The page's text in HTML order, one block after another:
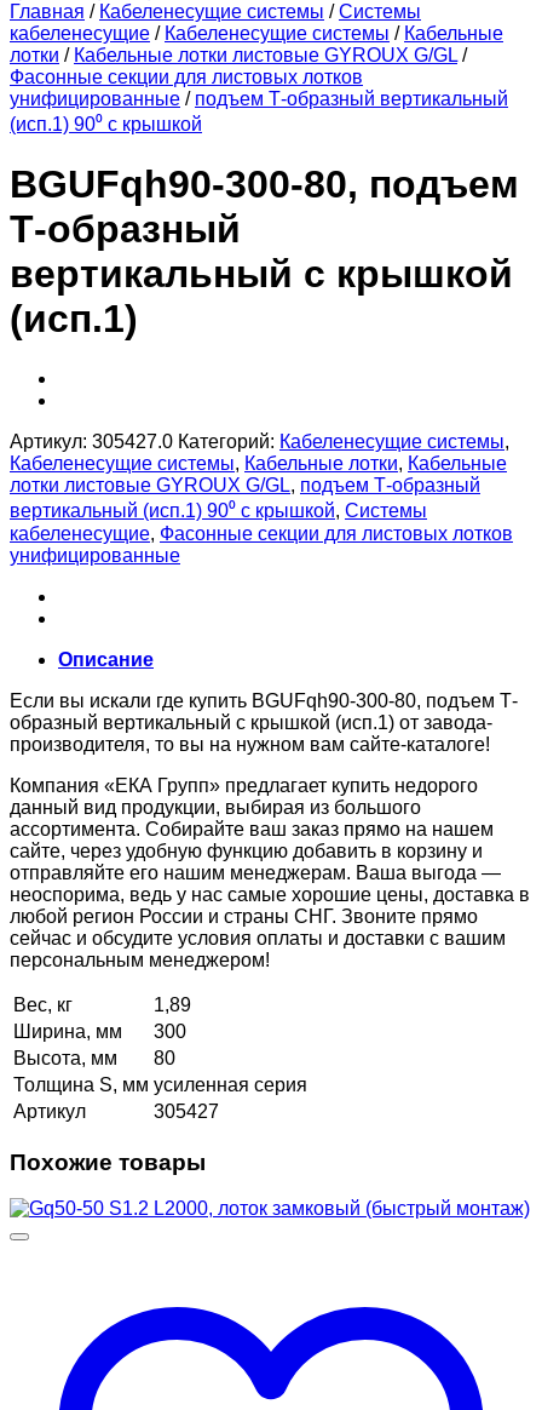
Главная / Кабеленесущие системы / Системы
кабеленесущие / Кабеленесущие системы / Кабельные
лотки / Кабельные лотки листовые GYROUX G/GL /
Фасонные секции для листовых лотков
унифицированные / подъем Т-образный вертикальный
(исп.1) 90⁰ с крышкой
BGUFqh90-300-80, подъем
Т-образный
вертикальный с крышкой
(исп.1)
Артикул: 305427.0 Категорий: Кабеленесущие системы,
Кабеленесущие системы, Кабельные лотки, Кабельные
лотки листовые GYROUX G/GL, подъем Т-образный
вертикальный (исп.1) 90⁰ с крышкой, Системы
кабеленесущие, Фасонные секции для листовых лотков
унифицированные
Описание
Если вы искали где купить BGUFqh90-300-80, подъем Т-
образный вертикальный с крышкой (исп.1) от завода-
производителя, то вы на нужном вам сайте-каталоге!
Компания «ЕКА Групп» предлагает купить недорого
данный вид продукции, выбирая из большого
ассортимента. Собирайте ваш заказ прямо на нашем
сайте, через удобную функцию добавить в корзину и
отправляйте его нашим менеджерам. Ваша выгода —
неоспорима, ведь у нас самые хорошие цены, доставка в
любой регион России и страны СНГ. Звоните прямо
сейчас и обсудите условия оплаты и доставки с вашим
персональным менеджером!
Вес, кг
1,89
Ширина, мм
300
Высота, мм
80
Толщина S, мм усиленная серия
Артикул
305427
Похожие товары